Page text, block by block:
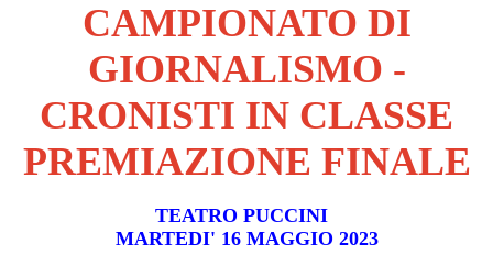
CAMPIONATO DI
GIORNALISMO -
CRONISTI IN CLASSE
PREMIAZIONE FINALE
TEATRO PUCCINI
MARTEDI' 16 MAGGIO 2023